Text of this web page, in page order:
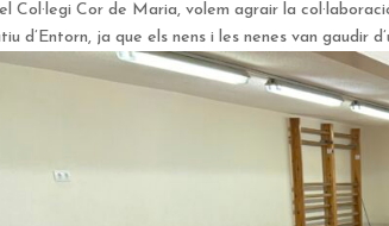
Col·legi Cor de Maria, volem agrair la
d’Entorn, ja que els nens i les nenes van gaudir